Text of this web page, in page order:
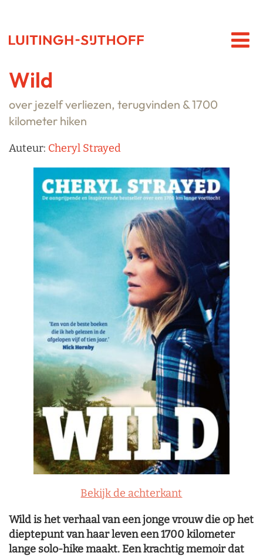
Wild
over jezelf verliezen, terugvinden & 1700
kilometer hiken
Auteur: Cheryl Strayed
Bekijk de achterkant
Wild is het verhaal van een jonge vrouw die op het
dieptepunt van haar leven een 1700 kilometer
lange solo-hike maakt. Een krachtig memoir dat